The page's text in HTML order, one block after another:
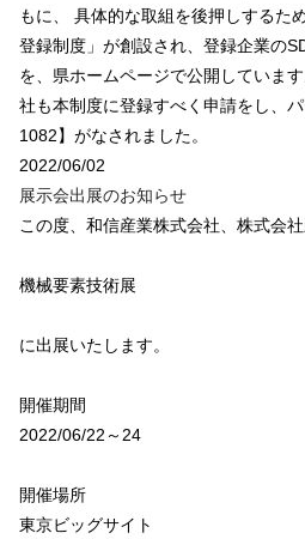
もに、 具体的な取組を後押しするた
登録制度」が創設され、登録企業の
を、県ホームページで公開していま
社も本制度に登録すべく申請をし、
1082】がなされました。
2022/06/02
展示会出展のお知らせ
この度、和信産業株式会社、株式会
機械要素技術展
に出展いたします。
開催期間
2022/06/22～24
開催場所
東京ビッグサイト